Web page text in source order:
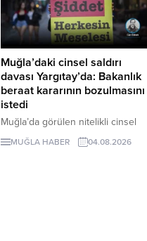
çıkarılırken, 5.5 milyon metreküp
maden atığı oluşması ve koruma
altındaki kuş türlerinin yaşam
alanının etkilenmesi öngörülüyor.
Muğla’daki cinsel saldırı
davası Yargıtay’da: Bakanlık
beraat kararının bozulmasını
istedi
Muğla’da görülen nitelikli cinsel
saldırı davasında verilen beraat
kararı Yargıtay’a taşındı. Aile ve
MUĞLA HABER 04.08.2026